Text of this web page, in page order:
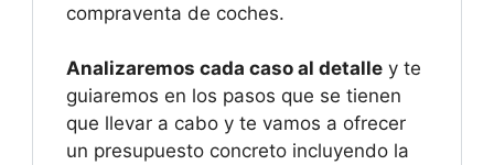
compraventa de coches.
Analizaremos cada caso al detalle y te
guiaremos en los pasos que se tienen
que llevar a cabo y te vamos a ofrecer
un presupuesto concreto incluyendo la